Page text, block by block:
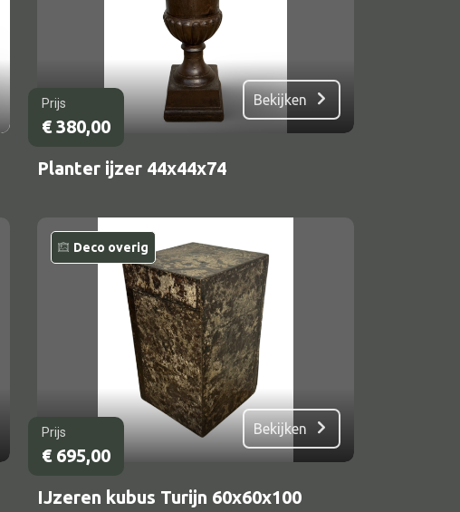
Prijs
€380,00
Bekijken
Planter ijzer 44x44x74
Deco overig
Prijs
€695,00
Bekijken
IJzeren kubus Turijn 60x60x100